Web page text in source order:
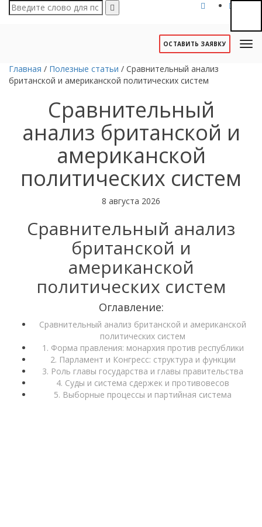
ОСТАВИТЬ ЗАЯВКУ
Главная / Полезные статьи / Сравнительный анализ
британской и американской политических систем
Сравнительный
анализ британской и
американской
политических систем
8 августа 2026
Сравнительный анализ
британской и
американской
политических систем
Оглавление:
Сравнительный анализ британской и американской
политических систем
1. Форма правления: монархия против республики
2. Парламент и Конгресс: структура и функции
3. Роль главы государства и главы правительства
4. Суды и система сдержек и противовесов
5. Выборные процессы и партийная система